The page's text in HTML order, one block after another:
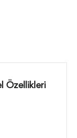
Özellikleri